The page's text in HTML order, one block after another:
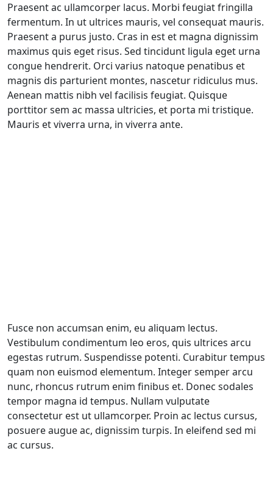
Praesent ac ullamcorper lacus. Morbi feugiat fringilla
fermentum. In ut ultrices mauris, vel consequat mauris.
Praesent a purus justo. Cras in est et magna dignissim
maximus quis eget risus. Sed tincidunt ligula eget urna
congue hendrerit. Orci varius natoque penatibus et
magnis dis parturient montes, nascetur ridiculus mus.
Aenean mattis nibh vel facilisis feugiat. Quisque
porttitor sem ac massa ultricies, et porta mi tristique.
Mauris et viverra urna, in viverra ante.
Fusce non accumsan enim, eu aliquam lectus.
Vestibulum condimentum leo eros, quis ultrices arcu
egestas rutrum. Suspendisse potenti. Curabitur tempus
quam non euismod elementum. Integer semper arcu
nunc, rhoncus rutrum enim finibus et. Donec sodales
tempor magna id tempus. Nullam vulputate
consectetur est ut ullamcorper. Proin ac lectus cursus,
posuere augue ac, dignissim turpis. In eleifend sed mi
ac cursus.